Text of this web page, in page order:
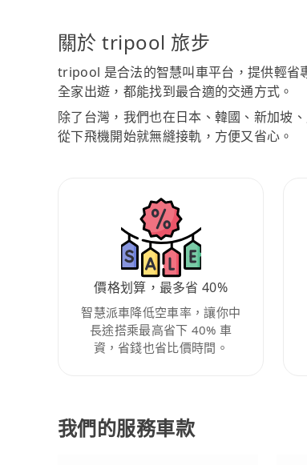
關於 tripool 旅步
tripool 是合法的智慧叫車平台，提供輕省
全家出遊，都能找到最合適的交通方式。
除了台灣，我們也在日本、韓國、新加坡
從下飛機開始就無縫接軌，方便又省心。
價格划算，最多省 40%
智慧派車降低空車率，讓你中
長途搭乘最高省下 40% 車
資，省錢也省比價時間。
我們的服務車款